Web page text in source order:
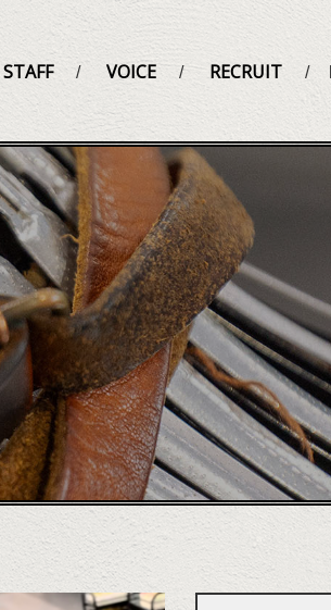
STAFF VOICE RECRUIT